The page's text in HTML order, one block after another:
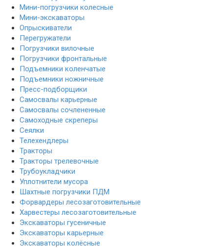
Мини-погрузчики колесные
Мини-экскаваторы
Опрыскиватели
Перегружатели
Погрузчики вилочные
Погрузчики фронтальные
Подъемники коленчатые
Подъемники ножничные
Пресс-подборщики
Самосвалы карьерные
Самосвалы сочлененные
Самоходные скреперы
Сеялки
Телехендлеры
Тракторы
Тракторы трелевочные
Трубоукладчики
Уплотнители мусора
Шахтные погрузчики ПДМ
Форвардеры лесозаготовительные
Харвестеры лесозаготовительные
Экскаваторы гусеничные
Экскаваторы карьерные
Экскаваторы колёсные